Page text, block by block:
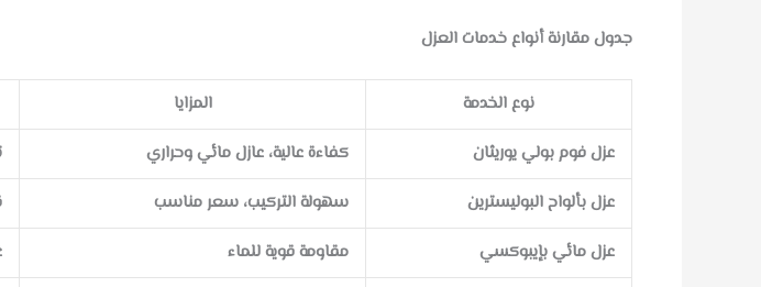
جدول مقارنة أنواع خدمات العزل
نوع الخدمة المزايا
عزل فوم بولي يوريثان
كفاءة عالية، عازل مائي وحراري
عزل بألواح البوليسترين
سهولة التركيب، سعر مناسب
عزل مائي بإيبوكسي
مقاومة قوية للماء